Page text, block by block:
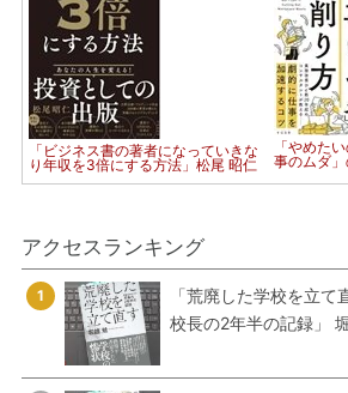
「ビジネス書の著者になっていきな
り年収を3倍にする方法」松尾 昭仁
「やめた
事のムダ
アクセスランキング
1
「荒廃した学校を立
校長の2年半の記録」